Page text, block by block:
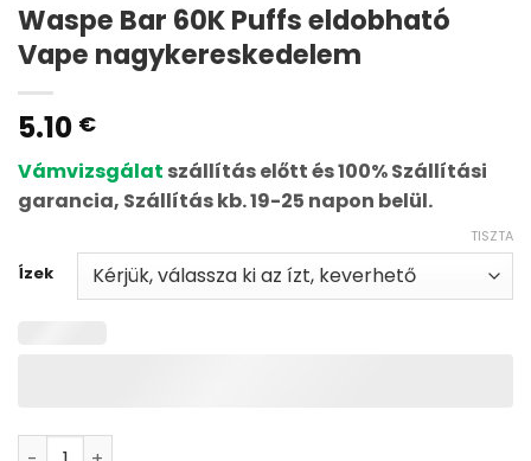
Waspe Bar 60K Puffs eldobható
Vape nagykereskedelem
5.10 €
Vámvizsgálat szállítás előtt és 100% Szállítási
garancia, Szállítás kb. 19-25 napon belül.
Ízek
TISZTA
Waspe Bar 60K Puffs Disposable Vape Wholesale